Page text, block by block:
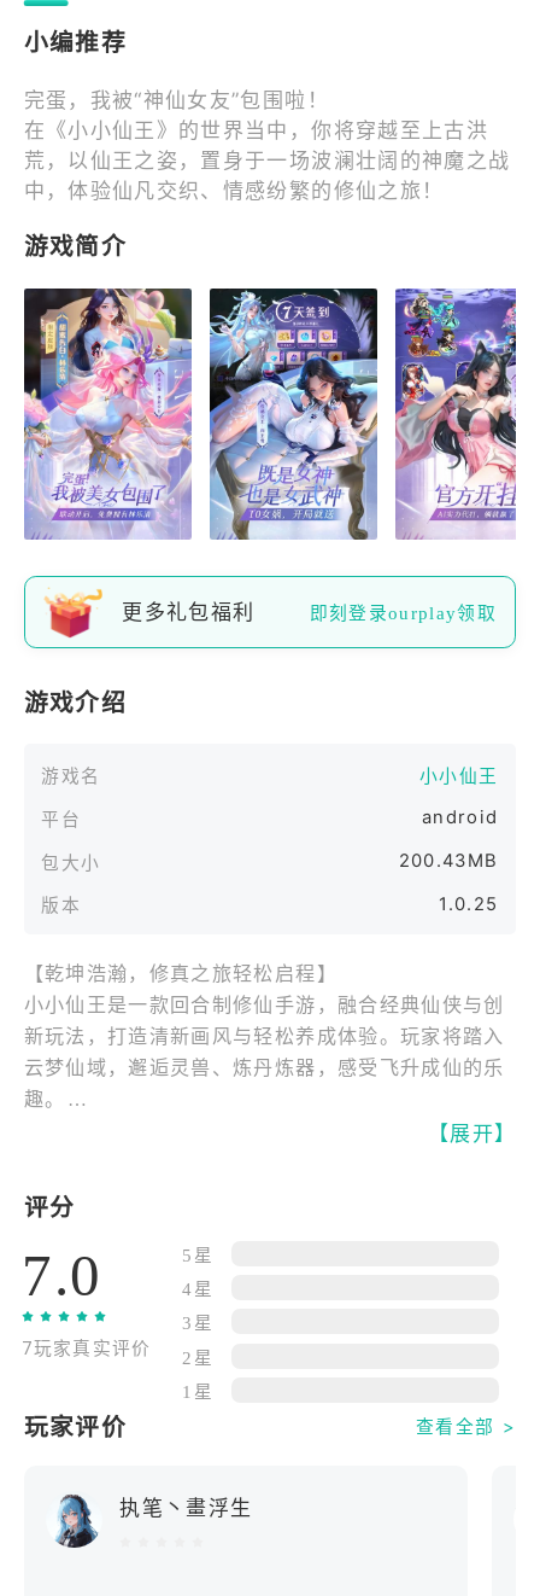
小编推荐
完蛋，我被“神仙女友”包围啦！
在《小小仙王》的世界当中，你将穿越至上古洪
荒，以仙王之姿，置身于一场波澜壮阔的神魔之战
中，体验仙凡交织、情感纷繁的修仙之旅！
游戏简介
更多礼包福利 即刻登录ourplay领取
游戏介绍
游戏名
小小仙王
平台
android
包大小 200.43MB
版本 1.0.25
【乾坤浩瀚，修真之旅轻松启程】
小小仙王是一款回合制修仙手游，融合经典仙侠与创
新玩法，打造清新画风与轻松养成体验。玩家将踏入
云梦仙域，邂逅灵兽、炼丹炼器，感受飞升成仙的乐
趣。
游戏设有五大门派与海量支线秘境，倒悬洞府、琼楼
玉宇等地图随心探索。组队挑战世界BOSS和秘境精
英，掉落神装与稀有材料，助力角色快速成长。
【特色战斗，策略与操作并重】
回合制战斗引入即时切换与连携技体系，宠物、仙友
合体出击，一招定乾坤。动态光效与技能特效交相辉
映，让每次对决都成为视觉盛宴。
除角色修炼外，还可培养灵宠坐骑、布阵法宝，提高
战力与属性。每日签到、法宝合成、灵脉挖掘等系
【展开】
评分
7.0
7玩家真实评价
5星
4星
3星
2星
1星
玩家评价 查看全部 >
执笔丶畫浮生